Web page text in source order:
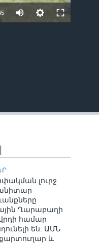
լուրջ
Ղարաբաղի
համար
են. ԱՄՆ
և